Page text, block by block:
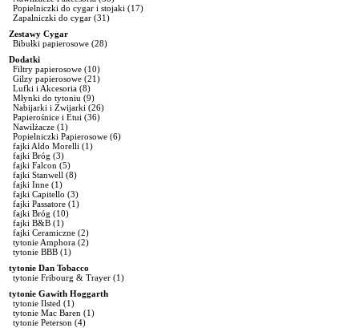
Popielniczki do cygar i stojaki (17)
Zapalniczki do cygar (31)
Zestawy Cygar
Bibułki papierosowe (28)
Dodatki
Filtry papierosowe (10)
Gilzy papierosowe (21)
Lufki i Akcesoria (8)
Młynki do tytoniu (9)
Nabijarki i Zwijarki (26)
Papierośnice i Etui (36)
Nawilżacze (1)
Popielniczki Papierosowe (6)
fajki Aldo Morelli (1)
fajki Bróg (3)
fajki Falcon (5)
fajki Stanwell (8)
fajki Inne (1)
fajki Capitello (3)
fajki Passatore (1)
fajki Bróg (10)
fajki B&B (1)
fajki Ceramiczne (2)
tytonie Amphora (2)
tytonie BBB (1)
tytonie Dan Tobacco
tytonie Fribourg & Trayer (1)
tytonie Gawith Hoggarth
tytonie Ilsted (1)
tytonie Mac Baren (1)
tytonie Peterson (4)